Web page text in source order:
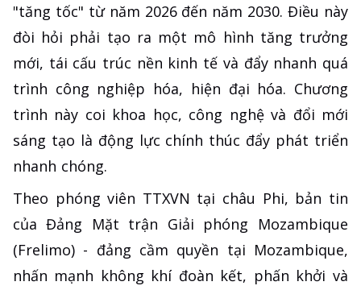
"tăng tốc" từ năm 2026 đến năm 2030. Điều này
đòi hỏi phải tạo ra một mô hình tăng trưởng
mới, tái cấu trúc nền kinh tế và đẩy nhanh quá
trình công nghiệp hóa, hiện đại hóa. Chương
trình này coi khoa học, công nghệ và đổi mới
sáng tạo là động lực chính thúc đẩy phát triển
nhanh chóng.
Theo phóng viên TTXVN tại châu Phi, bản tin
của Đảng Mặt trận Giải phóng Mozambique
(Frelimo) - đảng cầm quyền tại Mozambique,
nhấn mạnh không khí đoàn kết, phấn khởi và